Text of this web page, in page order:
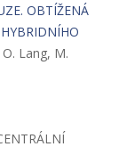
OBTÍŽENÁ
O. Lang, M.